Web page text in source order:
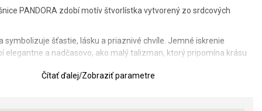
PANDORA zdobí motív štvorlístka vytvorený zo srdcových
symbolizuje šťastie, lásku a priaznivé chvíle. Jemné iskrenie
elegantne a nadčasovo, ako malý talizman, ktorý pripomína krásu
Čítať ďalej/Zobraziť parametre